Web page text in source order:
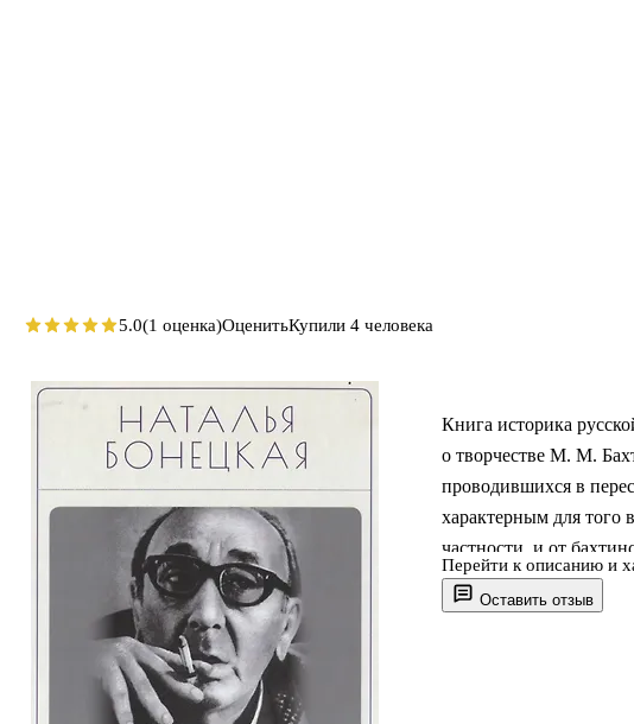
Оставить отзыв
Книга историка
о творчестве М. М.
проводившихся в
характерным для того
частности, и от
бахтинских текстов в
проходит
Перейти к описанию и
5.0(1 оценка)ОценитьКупили 4 человека